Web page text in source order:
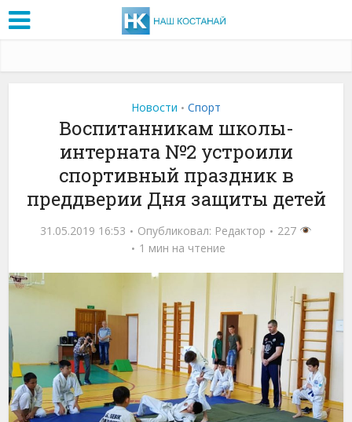
Новости • Спорт
Воспитанникам школы-
интерната №2 устроили
спортивный праздник в
преддверии Дня защиты детей
31.05.2019 16:53 Опубликовал: Редактор
227
1 мин на чтение